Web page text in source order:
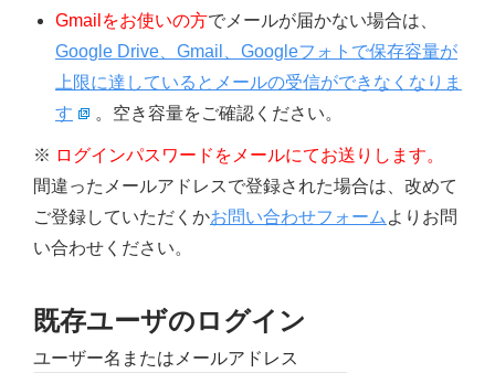
Gmailをお使いの方でメールが届かない場合は、
Google Drive、Gmail、Googleフォトで保存容量が
上限に達しているとメールの受信ができなくなりま
す
。空き容量をご確認ください。
※ ログインパスワードをメールにてお送りします。
間違ったメールアドレスで登録された場合は、改めて
ご登録していただくかお問い合わせフォーム よりお問
い合わせください。
既存ユーザのログイン
ユーザー名またはメールアドレス